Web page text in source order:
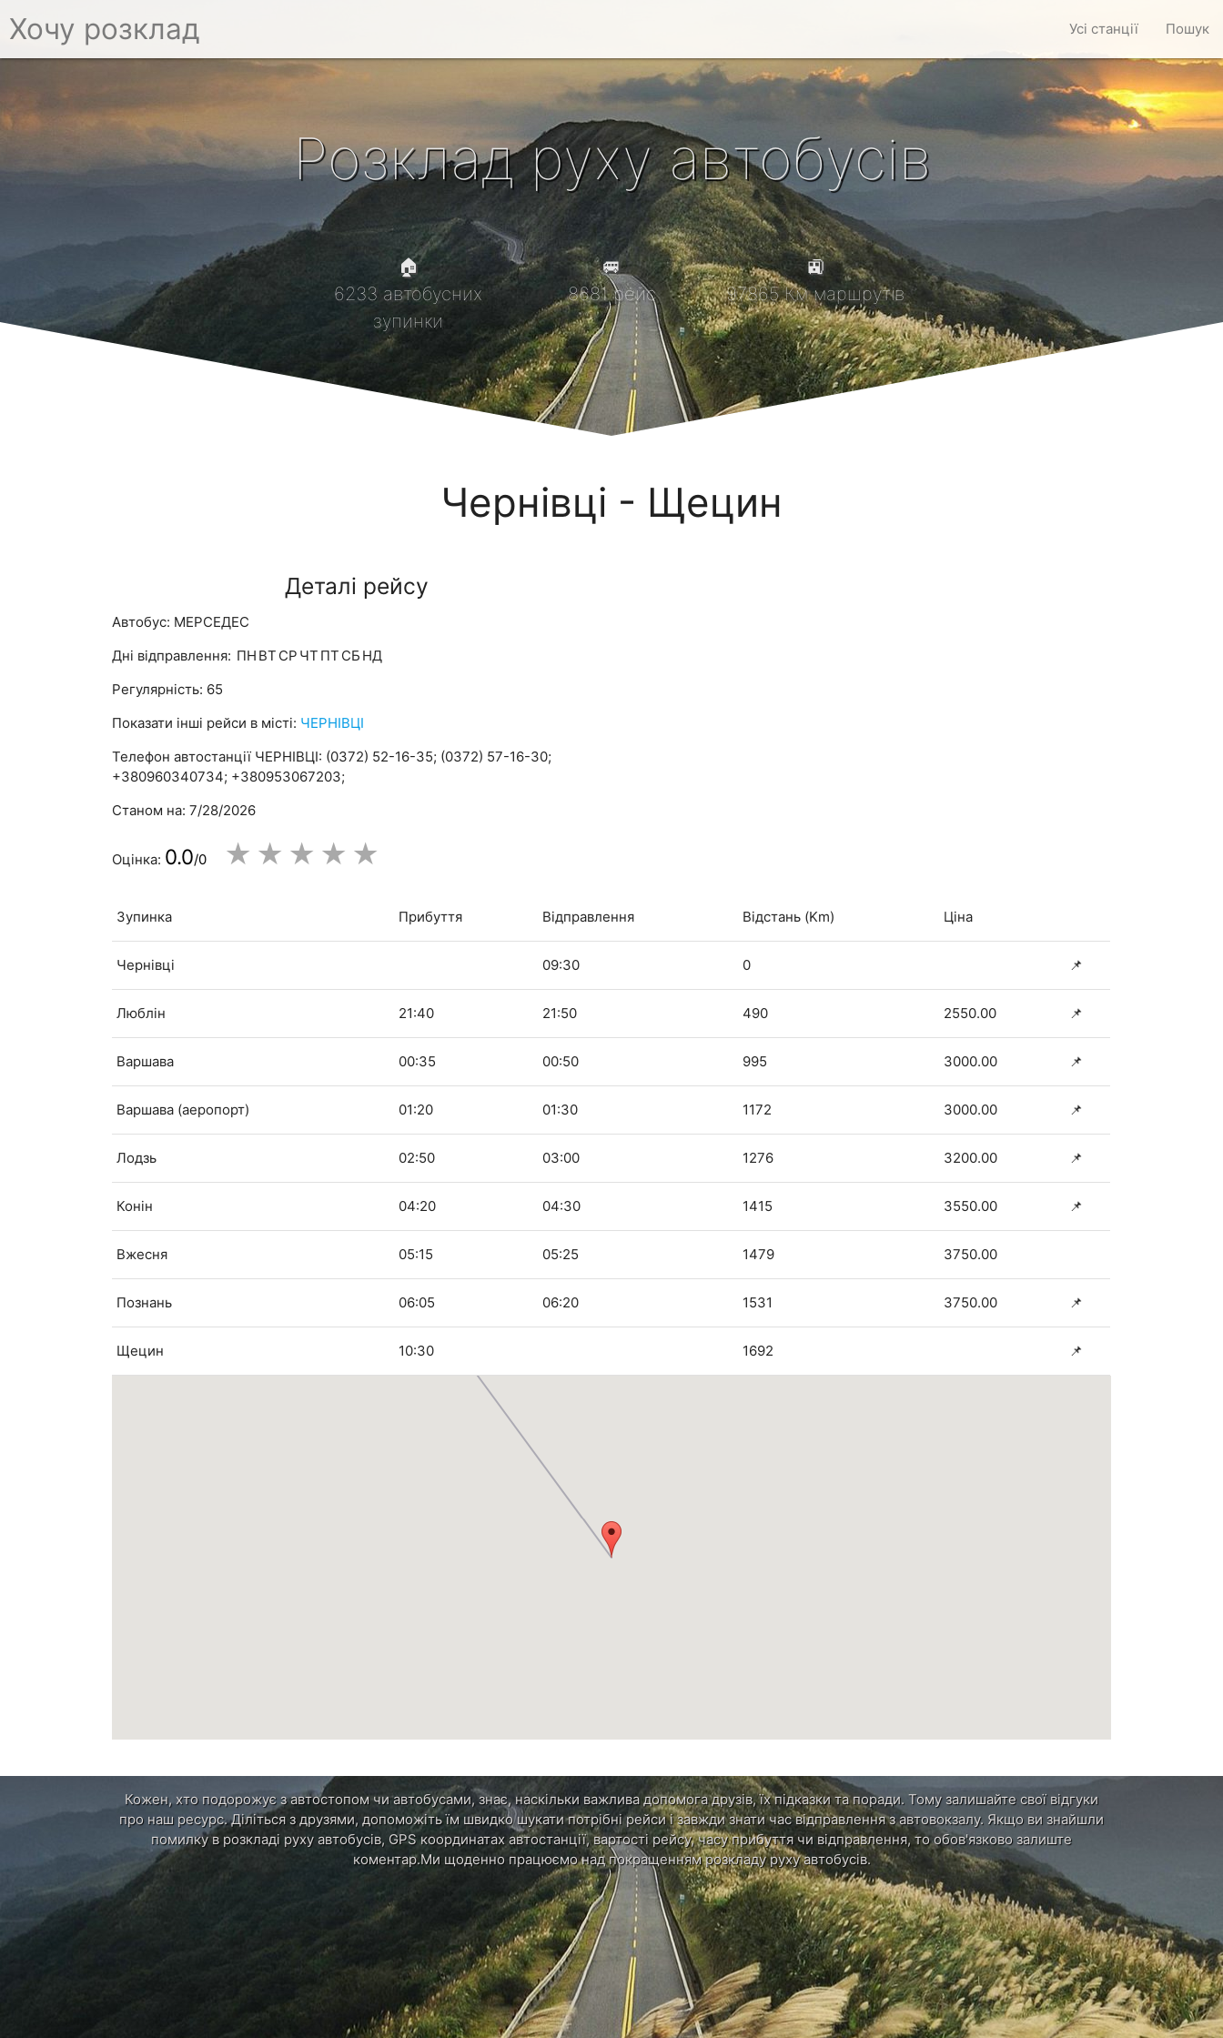
Хочу розклад Усі станції Пошук
Розклад руху автобусів
🏠
6233 автобусних
зупинки
🚐
8681 рейс
🚉
97865 Км маршрутів
Чернівці - Щецин
Деталі рейсу
Автобус: МЕРСЕДЕС
Дні відправлення: ПН ВТ СР ЧТ ПТ СБ НД
Регулярність: 65
Показати інші рейси в місті: ЧЕРНІВЦІ
Телефон автостанції ЧЕРНІВЦІ: (0372) 52-16-35; (0372) 57-16-30;
+380960340734; +380953067203;
Станом на: 7/28/2026
Оцінка: 0.0/0 ★ ★ ★ ★ ★
Зупинка Прибуття Відправлення Відстань (Km) Ціна
Чернівці 09:30 0 📌
Люблін 21:40 21:50 490 2550.00 📌
Варшава 00:35 00:50 995 3000.00 📌
Варшава (аеропорт) 01:20 01:30 1172 3000.00 📌
Лодзь 02:50 03:00 1276 3200.00 📌
Конін 04:20 04:30 1415 3550.00 📌
Вжесня 05:15 05:25 1479 3750.00
Познань 06:05 06:20 1531 3750.00 📌
Щецин 10:30 1692 📌
Кожен, хто подорожує з автостопом чи автобусами, знає, наскільки важлива допомога друзів, їх підказки та поради. Тому залишайте свої відгуки
про наш ресурс. Діліться з друзями, допоможіть їм швидко шукати потрібні рейси і завжди знати час відправлення з автовокзалу. Якщо ви знайшли
помилку в розкладі руху автобусів, GPS координатах автостанції, вартості рейсу, часу прибуття чи відправлення, то обов'язково залиште
коментар.Ми щоденно працюємо над покращенням розкладу руху автобусів.